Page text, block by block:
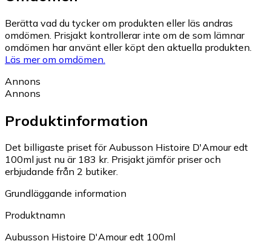
Berätta vad du tycker om produkten eller läs andras
omdömen. Prisjakt kontrollerar inte om de som lämnar
omdömen har använt eller köpt den aktuella produkten.
Läs mer om omdömen.
Annons
Annons
Produktinformation
Det billigaste priset för Aubusson Histoire D'Amour edt
100ml just nu är 183 kr. Prisjakt jämför priser och
erbjudande från 2 butiker.
Grundläggande information
Produktnamn
Aubusson Histoire D'Amour edt 100ml